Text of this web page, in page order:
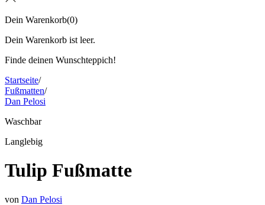
Dein Warenkorb(0)
Dein Warenkorb ist leer.
Finde deinen Wunschteppich!
Startseite/
Fußmatten/
Dan Pelosi
Waschbar
Langlebig
Tulip Fußmatte
von Dan Pelosi